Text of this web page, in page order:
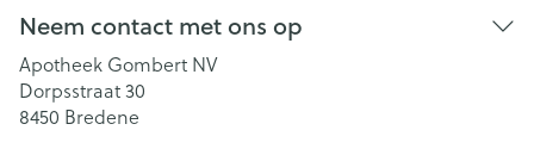
Neem contact met ons op
Apotheek Gombert NV
Dorpsstraat 30
8450 Bredene